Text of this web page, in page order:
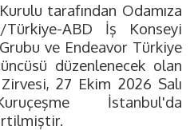
tarafından Odamıza
Türkiye-ABD İş Konseyi
ve Endeavor Türkiye
düzenlenecek olan
27 Ekim 2026 Salı
İstanbul'da